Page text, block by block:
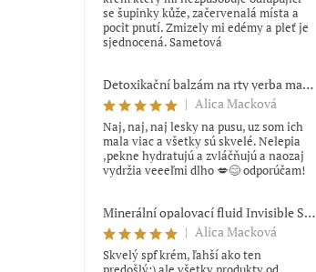
se šupinky kůže, začervenalá místa a
pocit pnutí. Zmizely mi edémy a pleť je
sjednocená. Sametová
Detoxikační balzám na rty yerba maté Trew Cosmetics
| Alica Macková
Naj, naj, naj lesky na pusu, uz som ich
mala viac a všetky sú skvelé. Nelepia
,pekne hydratujú a zvláčňujú a naozaj
vydržia veeeľmi dlho 💋😊 odporúčam!
Minerální opalovací fluid Invisible SPF 50 Hemptouch 50 ml
| Alica Macková
Skvelý spf krém, ľahší ako ten